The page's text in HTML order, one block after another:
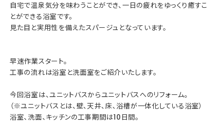
自宅で温泉気分を味わうことができ、一日の疲れをゆっくり癒すこ
とができる浴室です。
見た目と実用性を備えたスパージュとなっています。
早速作業スタート。
工事の流れは浴室と洗面室をご紹介いたします。
今回浴室は、ユニットバスからユニットバスへのリフォーム。
（※ユニットバスとは、壁、天井、床、浴槽が一体化している浴室）
浴室、洗面、キッチンの工事期間は10日間。